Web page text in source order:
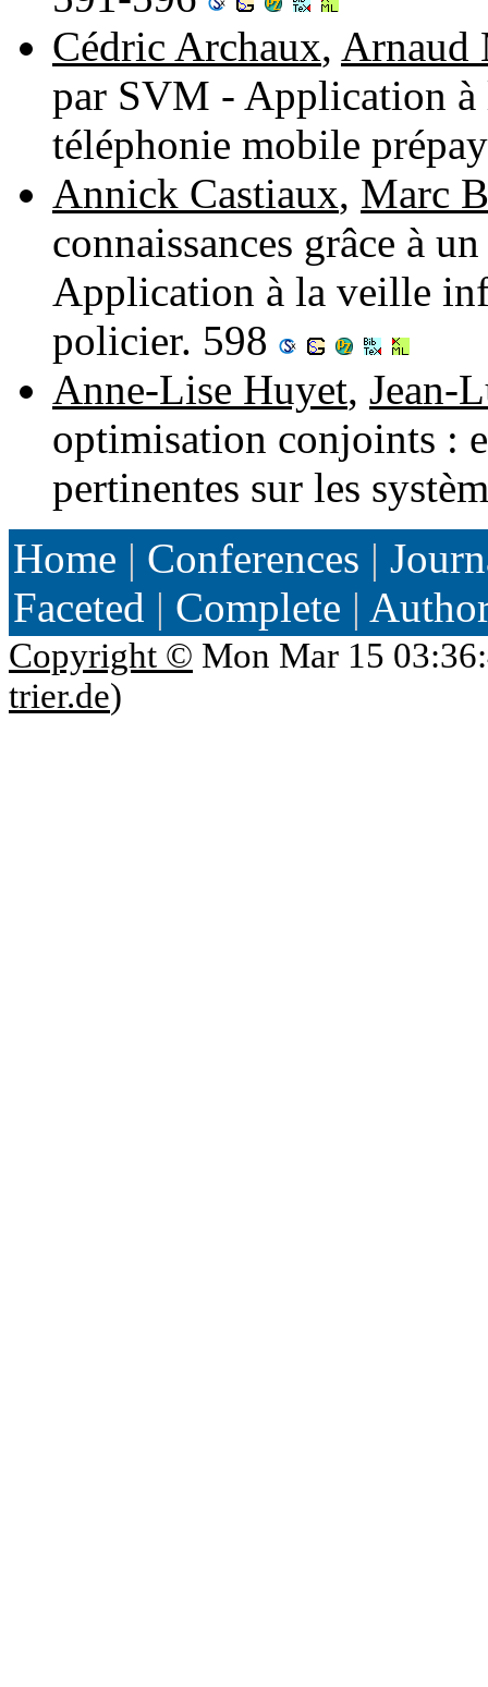
Cédric Archaux, Arnaud
par SVM - Application à
téléphonie mobile
Annick Castiaux, Marc
connaissances grâce à
Application à la veille
policier. 598
Anne-Lise Huyet, Jean-
optimisation conjoints :
pertinentes sur les
Home | Conferences |
Faceted | Complete |
Copyright © Mon Mar 15
trier.de)